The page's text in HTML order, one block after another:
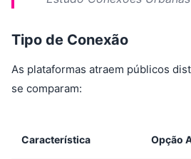
Tipo de Conexão
As plataformas atraem públicos
se comparam:
Característica Opção